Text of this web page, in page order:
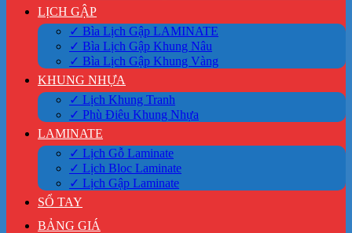
LỊCH GẬP
✓ Bìa Lịch Gập LAMINATE
✓ Bìa Lịch Gập Khung Nâu
✓ Bìa Lịch Gập Khung Vàng
KHUNG NHỰA
✓ Lịch Khung Tranh
✓ Phù Điêu Khung Nhựa
LAMINATE
✓ Lịch Gỗ Laminate
✓ Lịch Bloc Laminate
✓ Lịch Gập Laminate
SỔ TAY
BẢNG GIÁ